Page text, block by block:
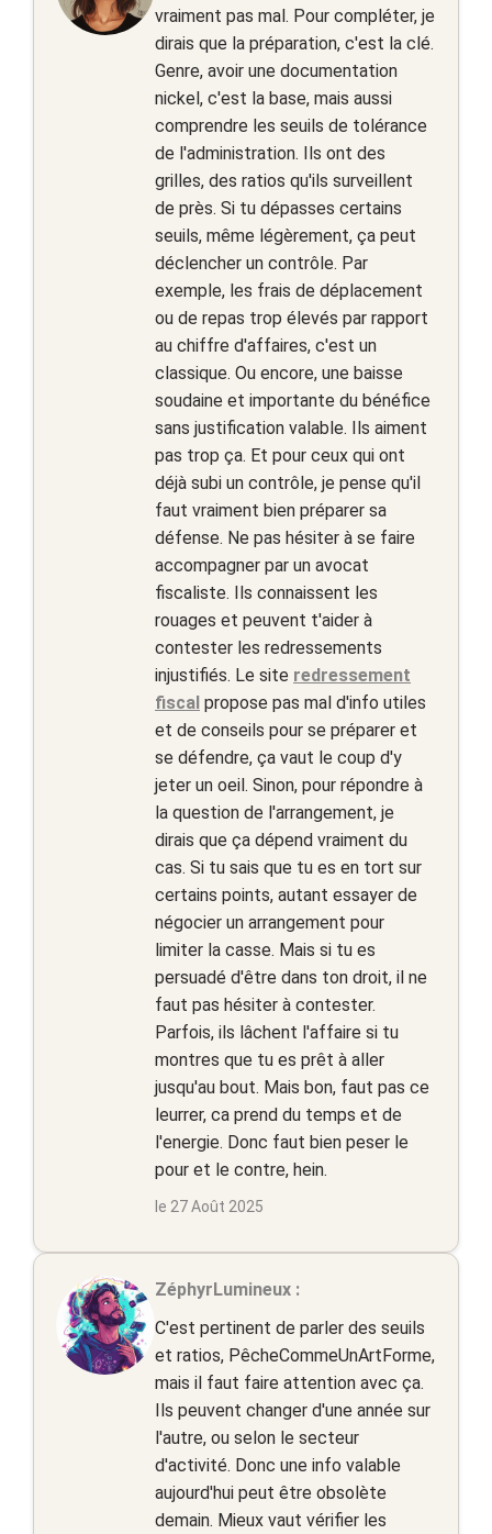
vraiment pas mal. Pour compléter, je
dirais que la préparation, c'est la clé.
Genre, avoir une documentation
nickel, c'est la base, mais aussi
comprendre les seuils de tolérance
de l'administration. Ils ont des
grilles, des ratios qu'ils surveillent
de près. Si tu dépasses certains
seuils, même légèrement, ça peut
déclencher un contrôle. Par
exemple, les frais de déplacement
ou de repas trop élevés par rapport
au chiffre d'affaires, c'est un
classique. Ou encore, une baisse
soudaine et importante du bénéfice
sans justification valable. Ils aiment
pas trop ça. Et pour ceux qui ont
déjà subi un contrôle, je pense qu'il
faut vraiment bien préparer sa
défense. Ne pas hésiter à se faire
accompagner par un avocat
fiscaliste. Ils connaissent les
rouages et peuvent t'aider à
contester les redressements
injustifiés. Le site redressement
fiscal propose pas mal d'info utiles
et de conseils pour se préparer et
se défendre, ça vaut le coup d'y
jeter un oeil. Sinon, pour répondre à
la question de l'arrangement, je
dirais que ça dépend vraiment du
cas. Si tu sais que tu es en tort sur
certains points, autant essayer de
négocier un arrangement pour
limiter la casse. Mais si tu es
persuadé d'être dans ton droit, il ne
faut pas hésiter à contester.
Parfois, ils lâchent l'affaire si tu
montres que tu es prêt à aller
jusqu'au bout. Mais bon, faut pas ce
leurrer, ca prend du temps et de
l'energie. Donc faut bien peser le
pour et le contre, hein.
le 27 Août 2025
ZéphyrLumineux :
C'est pertinent de parler des seuils
et ratios, PêcheCommeUnArtForme,
mais il faut faire attention avec ça.
Ils peuvent changer d'une année sur
l'autre, ou selon le secteur
d'activité. Donc une info valable
aujourd'hui peut être obsolète
demain. Mieux vaut vérifier les